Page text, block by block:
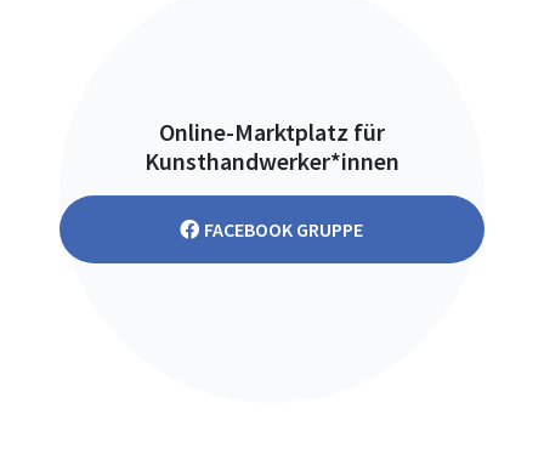
Online-Marktplatz für
Kunsthandwerker*innen
FACEBOOK GRUPPE